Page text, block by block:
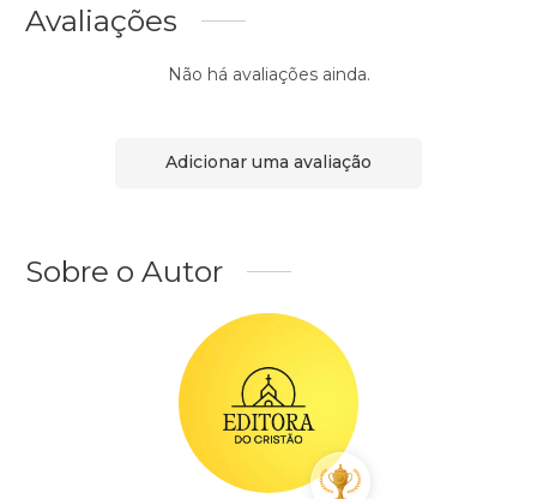
Avaliações
Não há avaliações ainda.
Adicionar uma avaliação
Sobre o Autor